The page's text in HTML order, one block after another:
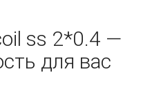
ss 2*0.4 —
для вас